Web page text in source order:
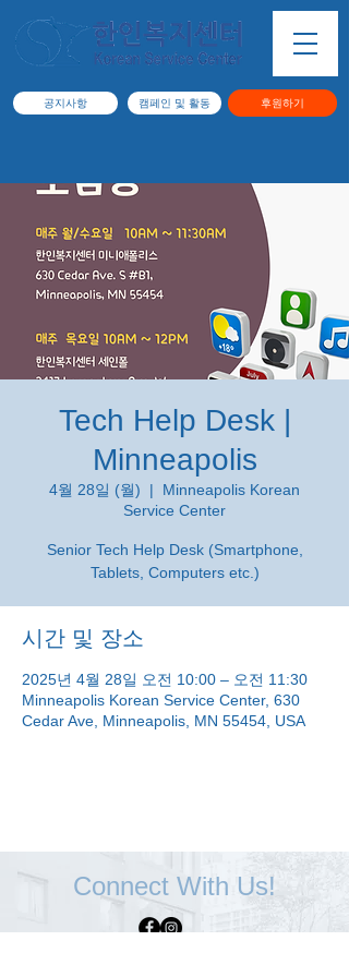
공지사항 캠페인 및 활동 후원하기
Tech Help Desk |
Minneapolis
4월 28일 (월)
  |
Minneapolis Korean
Service Center
Senior Tech Help Desk (Smartphone,
Tablets, Computers etc.)
시간 및 장소
2025년 4월 28일 오전 10:00 – 오전 11:30
Minneapolis Korean Service Center, 630
Cedar Ave, Minneapolis, MN 55454, USA
Connect With Us!